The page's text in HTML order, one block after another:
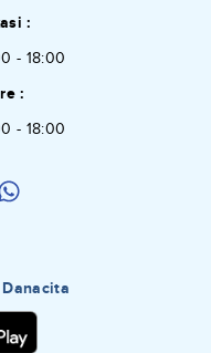
:
- 18:00
:
- 18:00